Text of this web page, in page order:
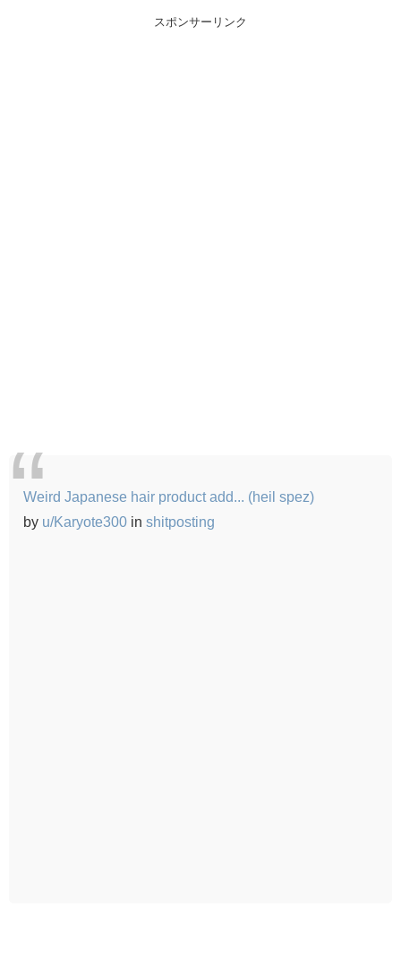
スポンサーリンク
Weird Japanese hair product add... (heil spez)
by u/Karyote300 in shitposting